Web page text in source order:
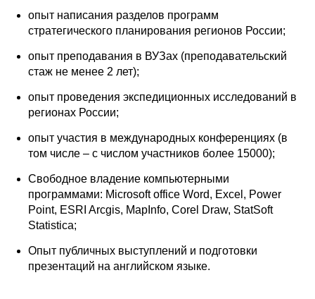
Информация для авторов
Общие требования
Стандарты оформления
Научные труды
Выпуски
Информация для авторов
опыт написания разделов программ
стратегического планирования регионов России;
опыт преподавания в ВУЗах (преподавательский
стаж не менее 2 лет);
опыт проведения экспедиционных исследований в
регионах России;
опыт участия в международных конференциях (в
том числе – с числом участников более 15000);
Свободное владение компьютерными
программами: Microsoft office Word, Excel, Power
Point, ESRI Arcgis, MapInfo, Corel Draw, StatSoft
Statistica;
Опыт публичных выступлений и подготовки
презентаций на английском языке.